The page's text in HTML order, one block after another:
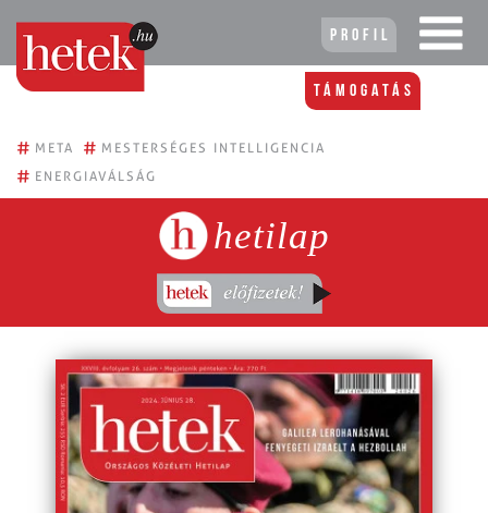
Profil
Támogatás
# META # MESTERSÉGES INTELLIGENCIA
# ENERGIAVÁLSÁG
hetilap